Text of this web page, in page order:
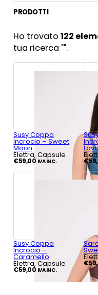
PRODOTTI
Ho trovato122
tua ricerca "".
Susy Coppa
Incrocio – Sweet
Moon
Elettra, Capsule
€59,00 IVA INC. €
Susy Coppa
Incrocio –
Caramello
Elettra, Capsule
€59,00 IVA INC.
€